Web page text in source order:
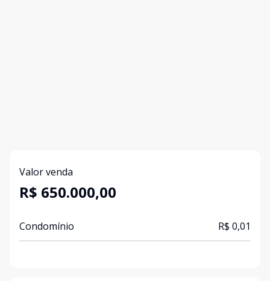
Valor venda
R$ 650.000,00
Condomínio R$ 0,01